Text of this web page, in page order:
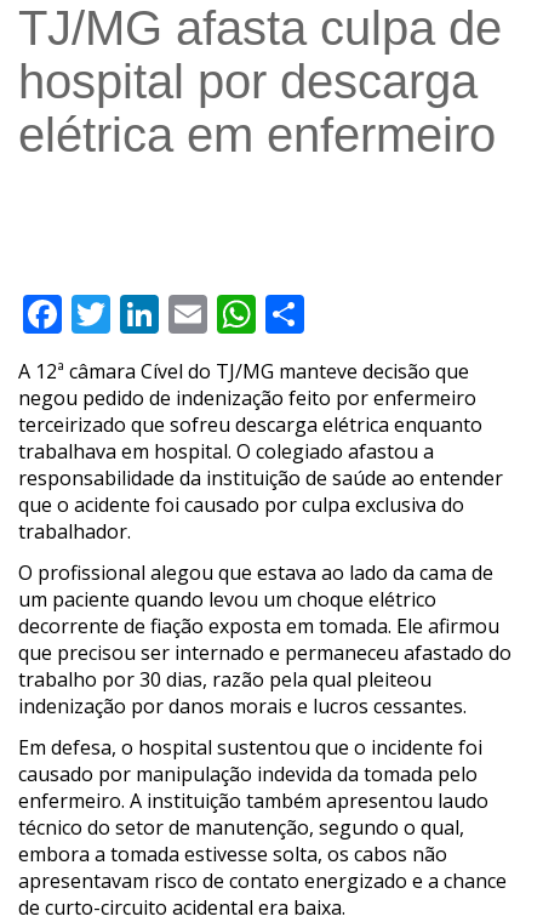
TJ/MG afasta culpa de
hospital por descarga
elétrica em enfermeiro
Facebook
Twitter
LinkedIn
EmailWhatsApp
A 12ª câmara Cível do TJ/MG manteve decisão que
negou pedido de indenização feito por enfermeiro
terceirizado que sofreu descarga elétrica enquanto
trabalhava em hospital. O colegiado afastou a
responsabilidade da instituição de saúde ao entender
que o acidente foi causado por culpa exclusiva do
trabalhador.
O profissional alegou que estava ao lado da cama de
um paciente quando levou um choque elétrico
decorrente de fiação exposta em tomada. Ele afirmou
que precisou ser internado e permaneceu afastado do
trabalho por 30 dias, razão pela qual pleiteou
indenização por danos morais e lucros cessantes.
Em defesa, o hospital sustentou que o incidente foi
causado por manipulação indevida da tomada pelo
enfermeiro. A instituição também apresentou laudo
técnico do setor de manutenção, segundo o qual,
embora a tomada estivesse solta, os cabos não
apresentavam risco de contato energizado e a chance
de curto-circuito acidental era baixa.